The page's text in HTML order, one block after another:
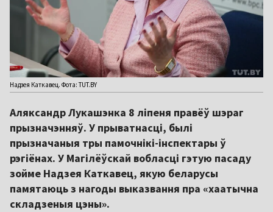
Надзея Каткавец. Фота: TUT.BY
Аляксандр Лукашэнка 8 ліпеня правёў шэраг
прызначэнняў. У прыватнасці, былі
прызначаныя тры памочнікі-інспектары ў
рэгіёнах. У Магілёўскай вобласці гэтую пасаду
зойме Надзея Каткавец, якую беларусы
памятаюць з нагоды выказвання пра «хаатычна
складзеныя цэны».